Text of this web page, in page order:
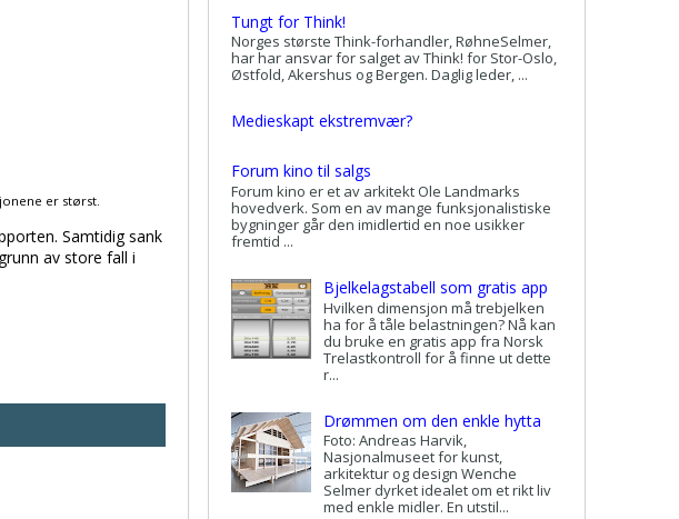
er størst.
Samtidig sank
av store fall i
Tungt for Think!
Norges største Think-forhandler, RøhneSelmer,
har har ansvar for salget av Think! for Stor-Oslo,
Østfold, Akershus og Bergen. Daglig leder, ...
Medieskapt ekstremvær?
Forum kino til salgs
Forum kino er et av arkitekt Ole Landmarks
hovedverk. Som en av mange funksjonalistiske
bygninger går den imidlertid en noe usikker
fremtid ...
Bjelkelagstabell som gratis app
Hvilken dimensjon må trebjelken
ha for å tåle belastningen? Nå kan
du bruke en gratis app fra Norsk
Trelastkontroll for å finne ut dette
r...
Drømmen om den enkle hytta
Foto: Andreas Harvik,
Nasjonalmuseet for kunst,
arkitektur og design Wenche
Selmer dyrket idealet om et rikt liv
med enkle midler. En utstil...